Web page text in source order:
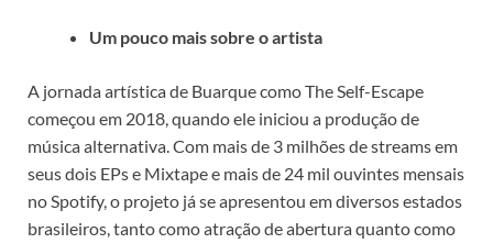
Um pouco mais sobre o artista
A jornada artística de Buarque como The Self-Escape
começou em 2018, quando ele iniciou a produção de
música alternativa. Com mais de 3 milhões de streams em
seus dois EPs e Mixtape e mais de 24 mil ouvintes mensais
no Spotify, o projeto já se apresentou em diversos estados
brasileiros, tanto como atração de abertura quanto como